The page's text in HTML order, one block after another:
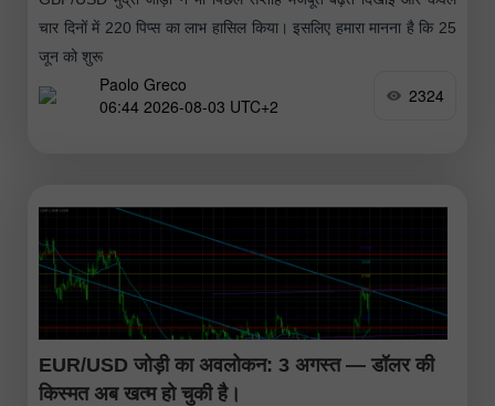
चार दिनों में 220 पिप्स का लाभ हासिल किया। इसलिए हमारा मानना है कि 25
जून को शुरू
Paolo Greco
06:44 2026-08-03 UTC+2
2324
EUR/USD जोड़ी का अवलोकन: 3 अगस्त — डॉलर की
किस्मत अब खत्म हो चुकी है।